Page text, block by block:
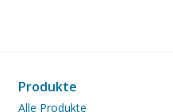
Produkte
Alle Produkte